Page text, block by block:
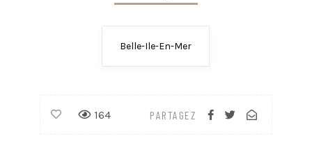
Belle-Ile-En-Mer
PARTAGEZ
164